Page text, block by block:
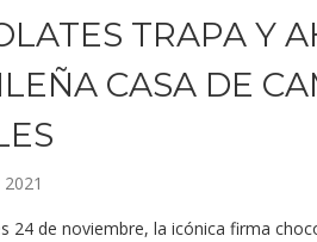
TRAPA Y
CASA DE
24 de noviembre, la icónica firma